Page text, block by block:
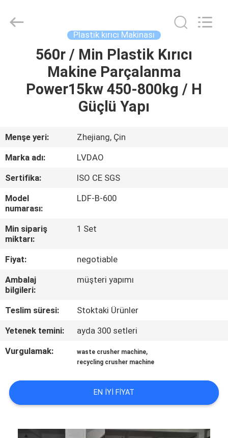
ÜRÜN:%
HAKKIMIZDA
TURU
KONTROL
BIZIMLE
ILETIŞIME
GEÇIN
HABERLER
TEKLIF
ISTEĞI
TRADE
CO.,LTD..
Plastik kırıcı Makinası
560r / Min Plastik Kırıcı
Makine Parçalanma
Power15kw 450-800kg / H
Güçlü Yapı
Menşe yeri:
Zhejiang, Çin
Marka adı:
LVDAO
Sertifika:
ISO CE SGS
Model
numarası:
LDF-B-600
Min sipariş
miktarı:
1 Set
Fiyat:
negotiable
Ambalaj
bilgileri:
müşteri yapımı
Teslim süresi:
Stoktaki Ürünler
Yetenek temini:
ayda 300 setleri
Vurgulamak:
waste crusher machine,
recycling crusher machine
EN IYI FIYAT